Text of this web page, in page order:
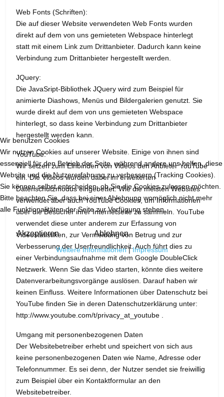
Web Fonts (Schriften):
Die auf dieser Website verwendeten Web Fonts wurden
direkt auf dem von uns gemieteten Webspace hinterlegt
statt mit einem Link zum Drittanbieter. Dadurch kann keine
Verbindung zum Drittanbieter hergestellt werden.
JQuery:
Die JavaSript-Bibliothek JQuery wird zum Beispiel für
animierte Diashows, Menüs und Bildergalerien genutzt. Sie
wurde direkt auf dem von uns gemieteten Webspace
hinterlegt, so dass keine Verbindung zum Drittanbieter
hergestellt werden kann.
YouTube:
Wir setzen zum Einbinden von Videos den Anbieter YouTube
ein. Die Videos wurden dabei im erweiterten
Datenschutzmodus eingebettet. Wie die meisten Websites
verwendet aber auch YouTube Cookies, um Informationen
über die Besucher ihrer Internetseite zu sammeln. YouTube
verwendet diese unter anderem zur Erfassung von
Videostatistiken, zur Vermeidung von Betrug und zur
Verbesserung der Userfreundlichkeit. Auch führt dies zu
einer Verbindungsaufnahme mit dem Google DoubleClick
Netzwerk. Wenn Sie das Video starten, könnte dies weitere
Datenverarbeitungsvorgänge auslösen. Darauf haben wir
keinen Einfluss. Weitere Informationen über Datenschutz bei
YouTube finden Sie in deren Datenschutzerklärung unter:
http://www.youtube.com/t/privacy_at_youtube .
Umgang mit personenbezogenen Daten
Der Websitebetreiber erhebt und speichert von sich aus
keine personenbezogenen Daten wie Name, Adresse oder
Telefonnummer. Es sei denn, der Nutzer sendet sie freiwillig
zum Beispiel über ein Kontaktformular an den
Websitebetreiber.
Wir benutzen Cookies
Wir nutzen Cookies auf unserer Website. Einige von ihnen sind
essenziell für den Betrieb der Seite, während andere uns helfen, diese
Website und die Nutzererfahrung zu verbessern (Tracking Cookies).
Sie können selbst entscheiden, ob Sie die Cookies zulassen möchten.
Bitte beachten Sie, dass bei einer Ablehnung womöglich nicht mehr
alle Funktionalitäten der Seite zur Verfügung stehen.
Akzeptieren Ablehnen
Weitere Informationen|Impressum